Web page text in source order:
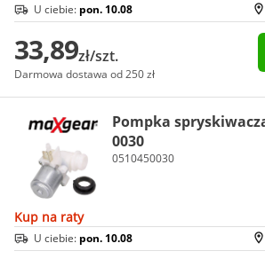
U ciebie: pon. 10.08
33,89zł/szt.
Darmowa dostawa od 250 zł
Pompka
0030
0510450030
Kup na raty
U ciebie: pon. 10.08